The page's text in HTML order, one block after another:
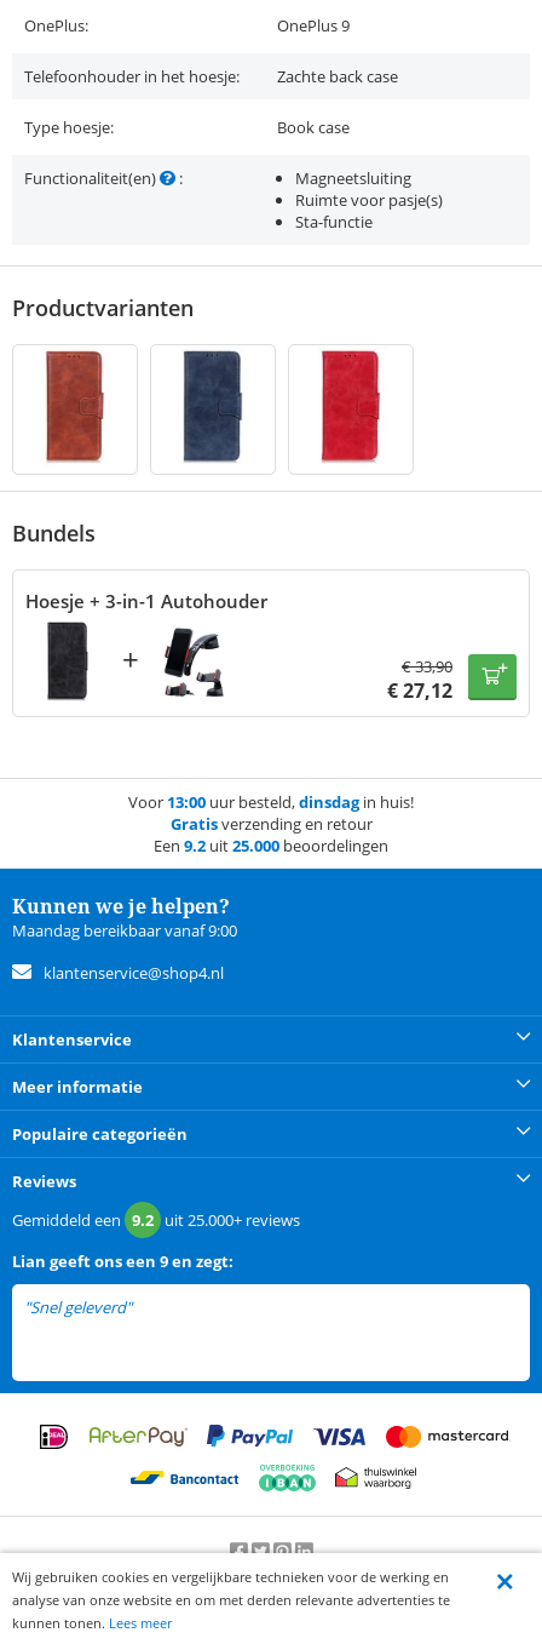
OnePlus: OnePlus 9
Telefoonhouder in het hoesje: Zachte back case
Type hoesje: Book case
Functionaliteit(en) :
Magneetsluiting
Ruimte voor pasje(s)
Sta-functie
Productvarianten
Bundels
Hoesje + 3-in-1 Autohouder
+ €33,90
€27,12
Voor 13:00 uur besteld,dinsdagin huis!
Gratisverzending en retour
Een 9.2 uit25.000 beoordelingen
Kunnen we je helpen?
Maandag bereikbaar vanaf 9:00
klantenservice@shop4.nl
Klantenservice
Meer informatie
Populaire categorieën
Reviews
Gemiddeld een 9.2 uit25.000+ reviews
Lian geeft ons een 9 en zegt:
"Snel geleverd"
Beoordeling door klanten:9.2/10-25000beoordelingen
Wij gebruiken cookies en vergelijkbare technieken voor de werking en
analyse van onze website en om met derden relevante advertenties te
kunnen tonen. Lees meer